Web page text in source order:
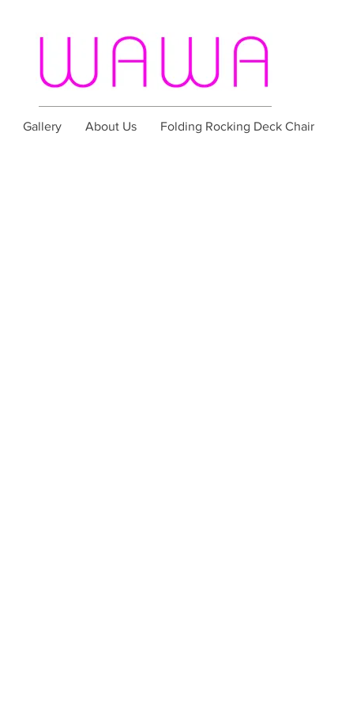
Gallery About Us Folding Rocking Deck Chair